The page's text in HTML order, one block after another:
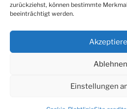
zurückziehst, können bestimmte
beeinträchtigt werden.
Ablehnen
Einstellungen
Facsimile: +49 36253 315-99